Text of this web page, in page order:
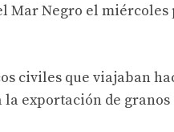
Negro el miércoles
civiles que viajaban
exportación de granos